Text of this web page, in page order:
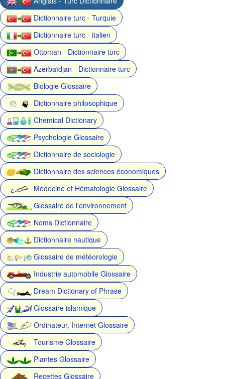
Dictionnaire turc - Turquie
Dictionnaire turc - italien
Ottoman - Dictionnaire turc
Azerbaïdjan - Dictionnaire turc
Biologie Glossaire
Dictionnaire philosophique
Chemical Dictionary
Psychologie Glossaire
Dictionnaire de sociologie
Dictionnaire des sciences économiques
Médecine et Hématologie Glossaire
Glossaire de l'environnement
Noms Dictionnaire
Dictionnaire nautique
Glossaire de météorologie
Industrie automobile Glossaire
Dream Dictionary of Phrase
Glossaire islamique
Ordinateur, Internet Glossaire
Tourisme Glossaire
Plantes Glossaire
Recettes Glossaire